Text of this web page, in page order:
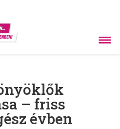
– friss
évben